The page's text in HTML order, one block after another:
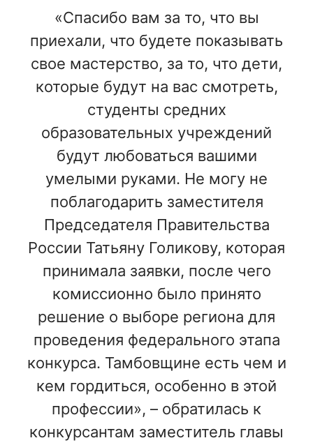
«Спасибо вам за то, что вы
приехали, что будете показывать
свое мастерство, за то, что дети,
которые будут на вас смотреть,
студенты средних
образовательных учреждений
будут любоваться вашими
умелыми руками. Не могу не
поблагодарить заместителя
Председателя Правительства
России Татьяну Голикову, которая
принимала заявки, после чего
комиссионно было принято
решение о выборе региона для
проведения федерального этапа
конкурса. Тамбовщине есть чем и
кем гордиться, особенно в этой
профессии», – обратилась к
конкурсантам заместитель главы